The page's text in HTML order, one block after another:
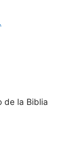
de la Biblia